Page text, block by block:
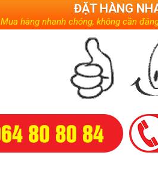
ĐẶT HÀNG
Mua hàng nhanh chóng, không cần